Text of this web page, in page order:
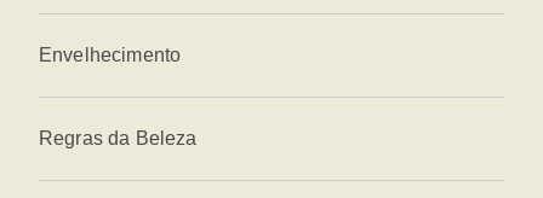
Envelhecimento
Regras da Beleza